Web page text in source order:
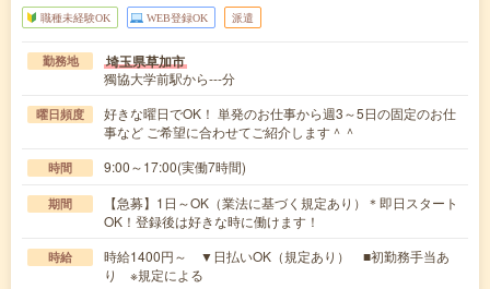
職種未経験OK WEB登録OK 派遣
勤務地 埼玉県草加市
獨協大学前駅から---分
曜日頻度
好きな曜日でOK！ 単発のお仕事から週3～5日の固定のお仕
事など ご希望に合わせてご紹介します＾＾
時間 9:00～17:00(実働7時間)
期間
【急募】1日～OK（業法に基づく規定あり）＊即日スタート
OK！登録後は好きな時に働けます！
時給
時給1400円～ ▼日払いOK（規定あり） ■初勤務手当あ
り ※規定による